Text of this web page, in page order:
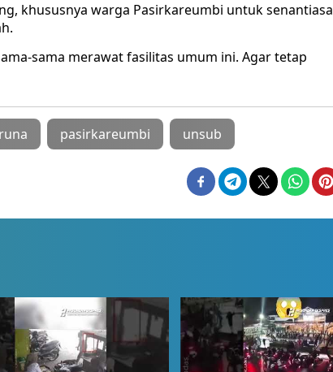
khususnya warga Pasirkareumbi untuk senantiasa
sama merawat fasilitas umum ini. Agar tetap
pasirkareumbi unsub